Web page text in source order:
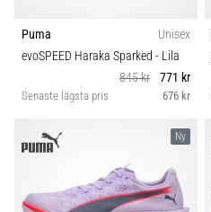
Puma
Unisex
evoSPEED Haraka Sparked - Lila
845 kr
771 kr
Senaste lägsta pris 676 kr
Ny